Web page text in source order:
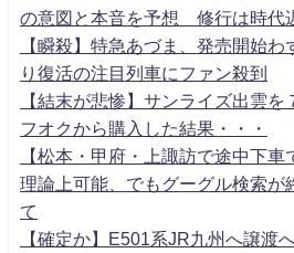
の意図と本音を予想 修行は時代
【瞬殺】特急あづま、発売開始
り復活の注目列車にファン殺到
【結末が悲惨】サンライズ出雲
フオクから購入した結果・・・
【松本・甲府・上諏訪で途中下
理論上可能、でもグーグル検索が
て
【確定か】E501系JR九州へ譲